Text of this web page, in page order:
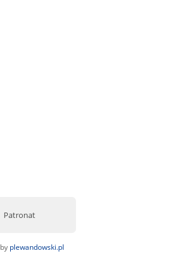
Patronat
plewandowski.pl